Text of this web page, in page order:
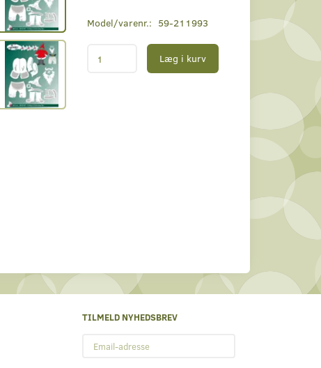
Model/varenr.: 59-211993
Læg i kurv
TILMELD NYHEDSBREV
adresse